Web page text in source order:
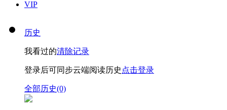
VIP
历史
我看过的清除记录
登录后可同步云端阅读历史 点击登录
全部历史(0)